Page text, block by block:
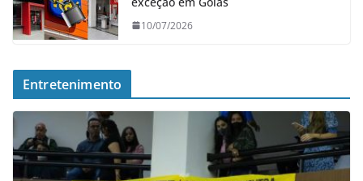
10/07/2026
Entretenimento